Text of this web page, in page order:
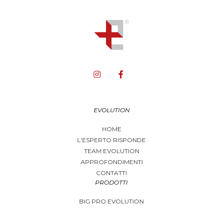
EVOLUTION
HOME
L'ESPERTO RISPONDE
TEAM EVOLUTION
APPROFONDIMENTI
CONTATTI
PRODOTTI
BIG PRO EVOLUTION